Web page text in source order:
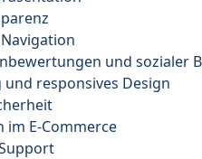
und sozialer
responsives Design
E-Commerce